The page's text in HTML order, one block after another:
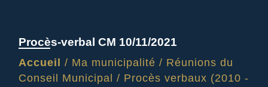
Procès-verbal CM 10/11/2021
Accueil / Ma municipalité / Réunions du
Conseil Municipal / Procès verbaux (2010 -